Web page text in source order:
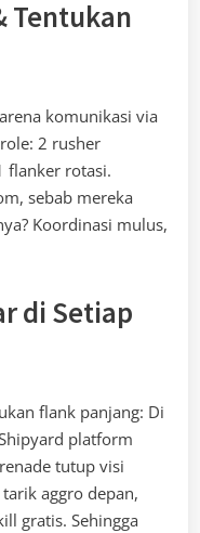
Tentukan
komunikasi via
2 rusher
flanker rotasi.
sebab mereka
Koordinasi mulus,
di Setiap
flank panjang: Di
platform
tutup visi
aggro depan,
gratis. Sehingga